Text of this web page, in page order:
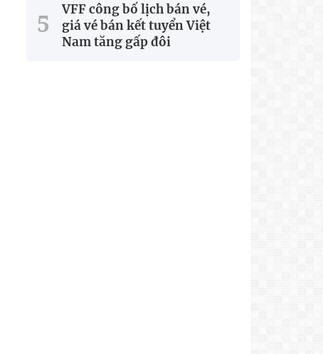
VFF công bố lịch bán vé,
giá vé bán kết tuyển Việt
Nam tăng gấp đôi